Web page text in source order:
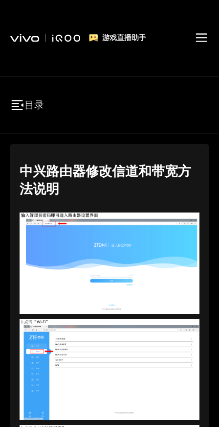
游戏直播助手
目录
中兴路由器修改信道和带宽方
法说明